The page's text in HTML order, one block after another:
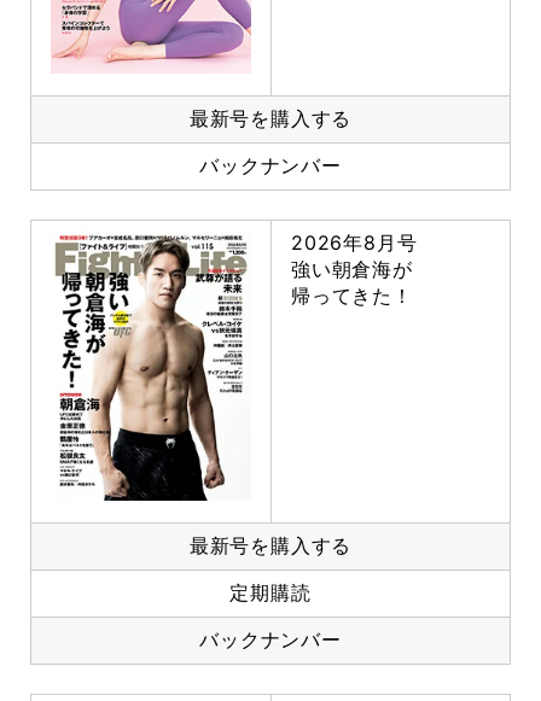
最新号を購入する
バックナンバー
2026年8月号
強い朝倉海が
帰ってきた！
最新号を購入する
定期購読
バックナンバー